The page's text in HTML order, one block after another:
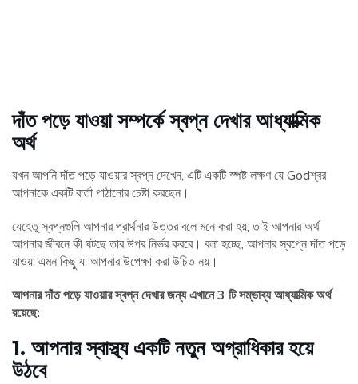
দাঁত পড়ে যাওয়া সম্পর্কে স্বপ্ন দেখার আধ্যাত্মিক
অর্থ
যখন আপনি দাঁত পড়ে যাওয়ার স্বপ্ন দেখেন, এটি একটি স্পষ্ট লক্ষণ যে Godশ্বর
আপনাকে একটি বার্তা পাঠানোর চেষ্টা করছেন।
যেহেতু স্বপ্নগুলি আপনার প্রার্থনার উত্তর বলে মনে করা হয়, তাই আপনার অর্থ
আপনার জীবনে কী ঘটছে তার উপর নির্ভর করবে। বলা হচ্ছে, আপনার স্বপ্নে দাঁত পড়ে
যাওয়া এমন কিছু যা আপনার উপেক্ষা করা উচিত নয়।
আপনার দাঁত পড়ে যাওয়ার স্বপ্ন দেখার জন্য এখানে 3 টি সম্ভাব্য আধ্যাত্মিক অর্থ
রয়েছে:
1. আপনার স্বাস্থ্য একটি নতুন অগ্রাধিকার হয়ে
উঠবে